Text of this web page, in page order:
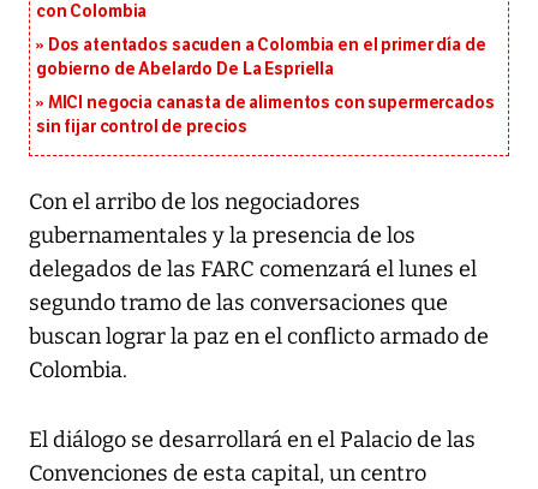
con Colombia
Dos atentados sacuden a Colombia en el primer día de
gobierno de Abelardo De La Espriella
MICI negocia canasta de alimentos con supermercados
sin fijar control de precios
Con el arribo de los negociadores
gubernamentales y la presencia de los
delegados de las FARC comenzará el lunes el
segundo tramo de las conversaciones que
buscan lograr la paz en el conflicto armado de
Colombia.
El diálogo se desarrollará en el Palacio de las
Convenciones de esta capital, un centro